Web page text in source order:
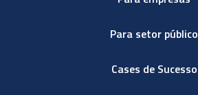
Para setor público
Cases de Sucesso